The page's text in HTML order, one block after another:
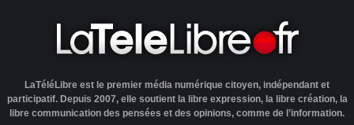
LaTéléLibre est le premier média numérique citoyen, indépendant et
participatif. Depuis 2007, elle soutient la libre expression, la libre création, la
libre communication des pensées et des opinions, comme de l’information.